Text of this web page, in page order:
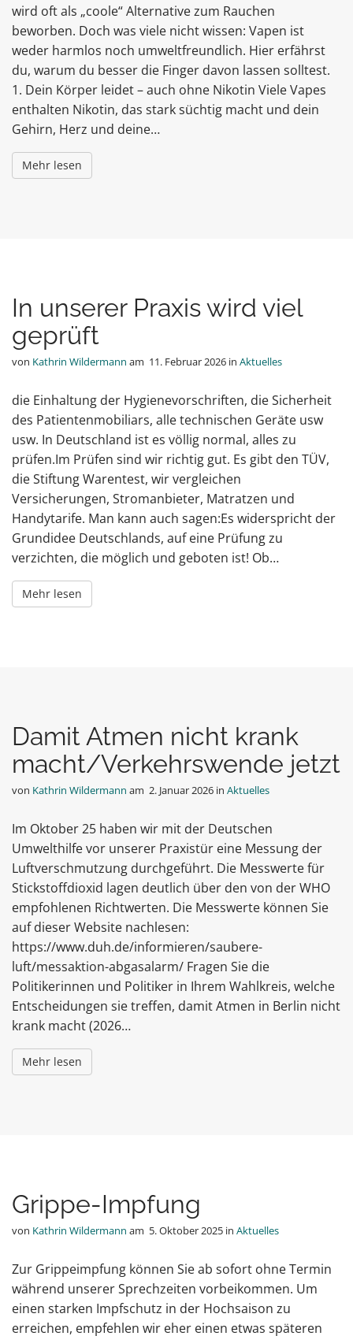
wird oft als „coole“ Alternative zum Rauchen
beworben. Doch was viele nicht wissen: Vapen ist
weder harmlos noch umweltfreundlich. Hier erfährst
du, warum du besser die Finger davon lassen solltest.
1. Dein Körper leidet – auch ohne Nikotin Viele Vapes
enthalten Nikotin, das stark süchtig macht und dein
Gehirn, Herz und deine…
Mehr lesen
In unserer Praxis wird viel
geprüft
von Kathrin Wildermann am 11. Februar 2026 in Aktuelles
die Einhaltung der Hygienevorschriften, die Sicherheit
des Patientenmobiliars, alle technischen Geräte usw
usw. In Deutschland ist es völlig normal, alles zu
prüfen.Im Prüfen sind wir richtig gut. Es gibt den TÜV,
die Stiftung Warentest, wir vergleichen
Versicherungen, Stromanbieter, Matratzen und
Handytarife. Man kann auch sagen:Es widerspricht der
Grundidee Deutschlands, auf eine Prüfung zu
verzichten, die möglich und geboten ist! Ob…
Mehr lesen
Damit Atmen nicht krank
macht/Verkehrswende jetzt
von Kathrin Wildermann am 2. Januar 2026 in Aktuelles
Im Oktober 25 haben wir mit der Deutschen
Umwelthilfe vor unserer Praxistür eine Messung der
Luftverschmutzung durchgeführt. Die Messwerte für
Stickstoffdioxid lagen deutlich über den von der WHO
empfohlenen Richtwerten. Die Messwerte können Sie
auf dieser Website nachlesen:
https://www.duh.de/informieren/saubere-
luft/messaktion-abgasalarm/ Fragen Sie die
Politikerinnen und Politiker in Ihrem Wahlkreis, welche
Entscheidungen sie treffen, damit Atmen in Berlin nicht
krank macht (2026…
Mehr lesen
Grippe-Impfung
von Kathrin Wildermann am 5. Oktober 2025 in Aktuelles
Zur Grippeimpfung können Sie ab sofort ohne Termin
während unserer Sprechzeiten vorbeikommen. Um
einen starken Impfschutz in der Hochsaison zu
erreichen, empfehlen wir eher einen etwas späteren